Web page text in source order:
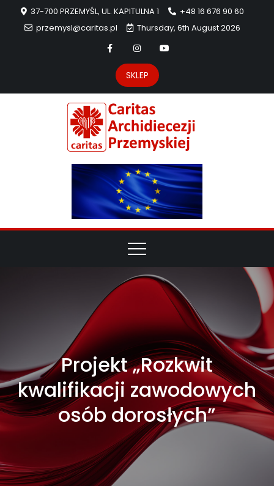
37-700 PRZEMYŚL, UL. KAPITULNA 1
+48 16 676 90 60
przemysl@caritas.pl
Thursday, 6th August 2026
SKLEP
Projekt „Rozkwit
kwalifikacji zawodowych
osób dorosłych”